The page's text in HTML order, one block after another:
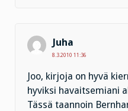
Juha
8.3.2010 11:36
Joo, kirjoja on hyvä
hyviksi havaitsemiani
Tässä taannoin